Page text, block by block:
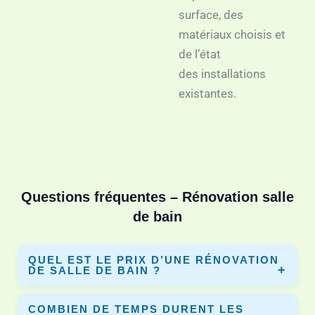
surface, des
matériaux choisis et
de l’état
des installations
existantes.
Questions fréquentes – Rénovation salle
de bain
QUEL EST LE PRIX D’UNE RÉNOVATION
DE SALLE DE BAIN ?
Le prix varie selon la surface, les matériaux et les travaux.
En moyenne entre 3 000€ et 10 000€. Dyno-Renov vous
COMBIEN DE TEMPS DURENT LES